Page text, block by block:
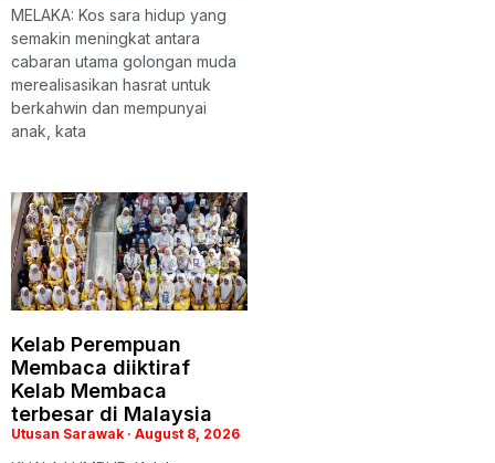
MELAKA: Kos sara hidup yang
semakin meningkat antara
cabaran utama golongan muda
merealisasikan hasrat untuk
berkahwin dan mempunyai
anak, kata
Kelab Perempuan
Membaca diiktiraf
Kelab Membaca
terbesar di Malaysia
Utusan Sarawak August 8, 2026